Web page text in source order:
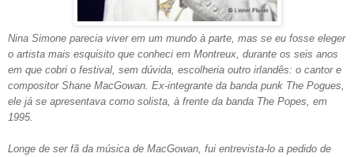
Nina Simone parecia viver em um mundo à parte, mas se eu fosse eleger
o artista mais esquisito que conheci em Montreux, durante os seis anos
em que cobri o festival, sem dúvida, escolheria outro irlandês: o cantor e
compositor Shane MacGowan. Ex-integrante da banda punk The Pogues,
ele já se apresentava como solista, à frente da banda The Popes, em
1995.
Longe de ser fã da música de MacGowan, fui entrevista-lo a pedido de